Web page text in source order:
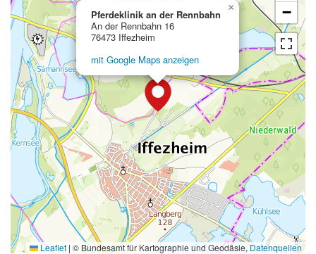
Pferdeklinik an der Rennbahn
An der Rennbahn 16
76473 Iffezheim
mit Google Maps anzeigen
×
−
Leaflet | © Bundesamt für Kartographie und Geodäsie, Datenquellen